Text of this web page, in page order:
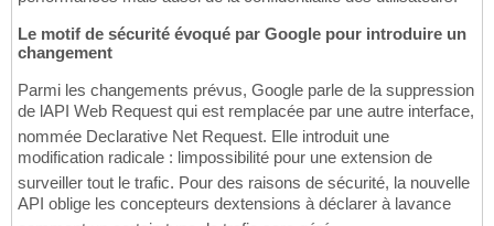
Le motif de sécurité évoqué par Google pour introduire un
changement
Parmi les changements prévus, Google parle de la suppression
de lAPI Web Request qui est remplacée par une autre interface,
nommée Declarative Net Request. Elle introduit une
modification radicale : limpossibilité pour une extension de
surveiller tout le trafic. Pour des raisons de sécurité, la nouvelle
API oblige les concepteurs dextensions à déclarer à lavance